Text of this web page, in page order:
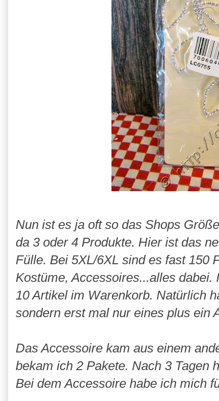
Nun ist es ja oft so das Shops
da 3 oder 4 Produkte. Hier ist das
Fülle. Bei 5XL/6XL sind es fast 150
Kostüme, Accessoires...alles
10 Artikel im Warenkorb. Natürlich
sondern erst mal nur eines plus ein
Das Accessoire kam aus einem
bekam ich 2 Pakete. Nach 3 Tagen
Bei dem Accessoire habe ich